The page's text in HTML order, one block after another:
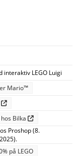
interaktiv LEGO Luigi
Mario™
Bilka
Proshop (8.
på LEGO